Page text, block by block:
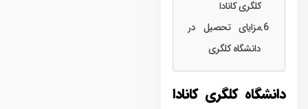
کلگری کانادا
مزایای تحصیل در
دانشگاه کلگری
دانشگاه کلگری کانادا